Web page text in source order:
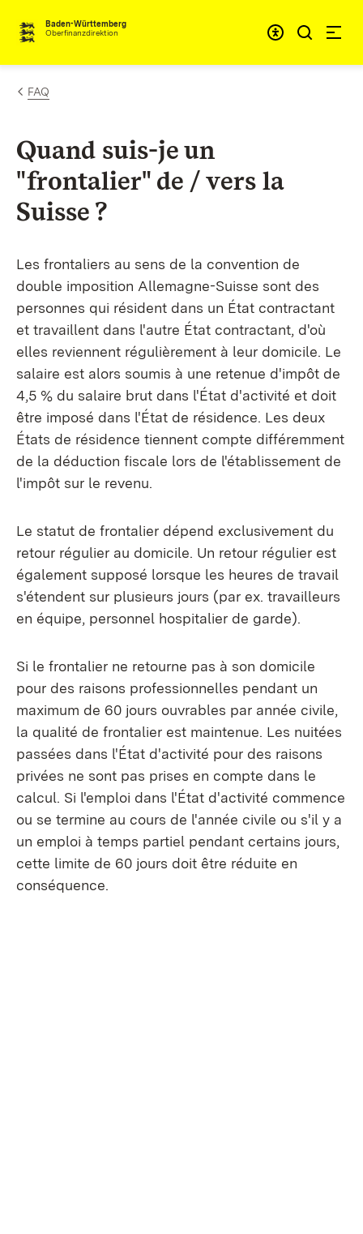
Passer au contenu
Baden-Württemberg
Oberfinanzdirektion
FAQ
Quand suis-je un
"frontalier" de / vers la
Suisse ?
Les frontaliers au sens de la convention de
double imposition Allemagne-Suisse sont des
personnes qui résident dans un État contractant
et travaillent dans l'autre État contractant, d'où
elles reviennent régulièrement à leur domicile. Le
salaire est alors soumis à une retenue d'impôt de
4,5 % du salaire brut dans l'État d'activité et doit
être imposé dans l'État de résidence. Les deux
États de résidence tiennent compte différemment
de la déduction fiscale lors de l'établissement de
l'impôt sur le revenu.
Le statut de frontalier dépend exclusivement du
retour régulier au domicile. Un retour régulier est
également supposé lorsque les heures de travail
s'étendent sur plusieurs jours (par ex. travailleurs
en équipe, personnel hospitalier de garde).
Si le frontalier ne retourne pas à son domicile
pour des raisons professionnelles pendant un
maximum de 60 jours ouvrables par année civile,
la qualité de frontalier est maintenue. Les nuitées
passées dans l'État d'activité pour des raisons
privées ne sont pas prises en compte dans le
calcul. Si l'emploi dans l'État d'activité commence
ou se termine au cours de l'année civile ou s'il y a
un emploi à temps partiel pendant certains jours,
cette limite de 60 jours doit être réduite en
conséquence.